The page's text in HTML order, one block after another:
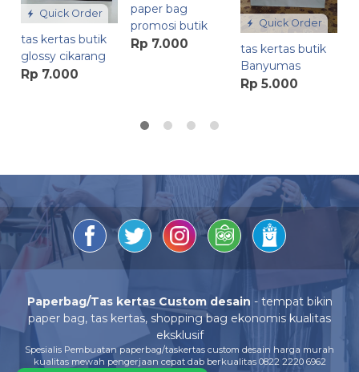
Quick Order
tas kertas butik
glossy cikarang
Rp 7.000
paper bag
promosi butik
Rp 7.000
Quick Order
tas kertas butik
Banyumas
Rp 5.000
Paperbag/Tas kertas Custom desain - tempat bikin
paper bag, tas kertas, shopping bag ekonomis kualitas
eksklusif
Spesialis Pembuatan paperbag/taskertas custom desain harga murah
kualitas mewah pengerjaan cepat dab berkualitas 0822 2220 6962